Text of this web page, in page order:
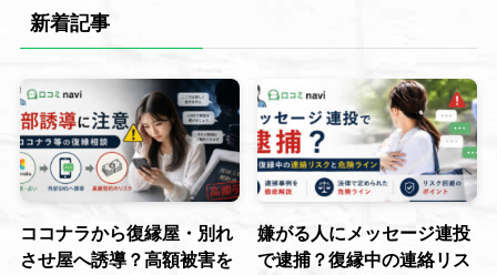
新着記事
ココナラから復縁屋・別れ
させ屋へ誘導？高額被害を
嫌がる人にメッセージ連投
で逮捕？復縁中の連絡リス